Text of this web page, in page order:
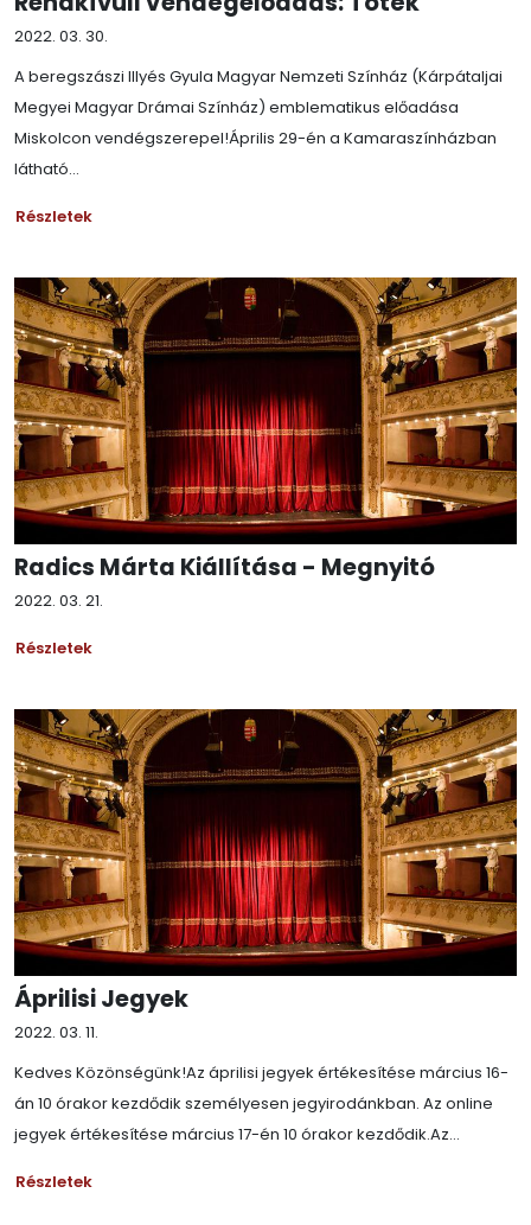
2022. 03. 30.
A beregszászi Illyés Gyula Magyar Nemzeti Színház (Kárpátaljai
Megyei Magyar Drámai Színház) emblematikus előadása
Miskolcon vendégszerepel!Április 29-én a Kamaraszínházban
látható...
Részletek
Radics Márta Kiállítása - Megnyitó
2022. 03. 21.
Részletek
Áprilisi Jegyek
2022. 03. 11.
Kedves Közönségünk!Az áprilisi jegyek értékesítése március 16-
án 10 órakor kezdődik személyesen jegyirodánkban. Az online
jegyek értékesítése március 17-én 10 órakor kezdődik.Az...
Részletek